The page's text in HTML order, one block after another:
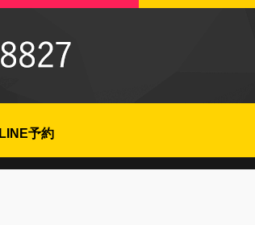
LINE予約